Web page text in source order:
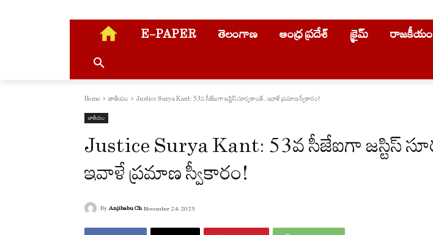
E-PAPER తెలంగాణ ఆంధ్ర ప్రదేశ్ క్రైమ్ రాజకీయం
Home జాతీయం Justice Surya Kant: 53వ సీజేఐగా జస్టిస్‌ సూర్యకాంత్‌.. ఇవాళే ప్రమాణ స్వీకారం!
జాతీయం
Justice Surya Kant: 53వ సీజేఐగా జస్టిస్‌
ఇవాళే ప్రమాణ స్వీకారం!
By Anjibabu Ch November 24, 2025